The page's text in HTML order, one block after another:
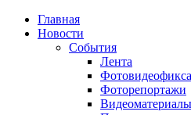
Главная
Новости
События
Лента
Фоторепортажи
Видеоматериалы